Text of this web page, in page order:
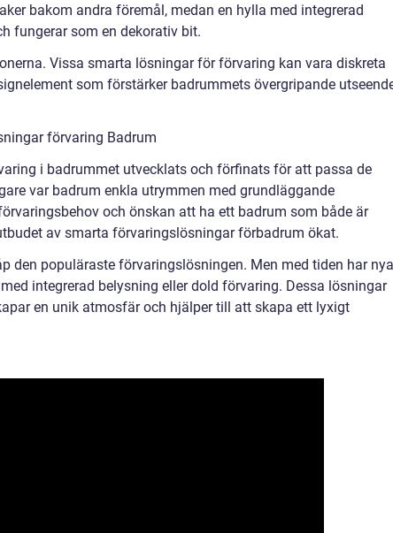
bakom andra föremål, medan en hylla med integrerad
fungerar som en dekorativ bit.
Vissa smarta lösningar för förvaring kan vara diskreta
som förstärker badrummets övergripande
förvaring Badrum
i badrummet utvecklats och förfinats för att passa de
var badrum enkla utrymmen med grundläggande
och önskan att ha ett badrum som både är
av smarta förvaringslösningar förbadrum ökat.
den populäraste förvaringslösningen. Men med tiden har nya
integrerad belysning eller dold förvaring. Dessa lösningar
en unik atmosfär och hjälper till att skapa ett lyxigt